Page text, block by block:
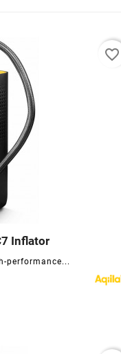
Inflator
performance...

favorite_border